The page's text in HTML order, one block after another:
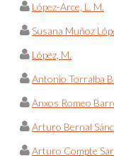
López-Arce, L. M.
Susana Muñoz
López, M.
Antonio Torralba
Anxos Romeo
Arturo Bernal
Arturo Compte